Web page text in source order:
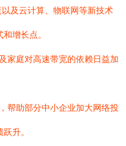
及云计算、物联网等新技术
增长点。
家庭对高速带宽的依赖日益加
帮助部分中小企业加大网络投
升。